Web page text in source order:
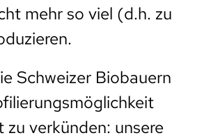
mehr so viel (d.h. zu
Schweizer Biobauern
zu verkünden: unsere